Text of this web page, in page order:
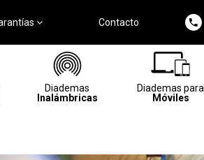
Contacto
Diademas
Inalámbricas
Diademas para
Móviles